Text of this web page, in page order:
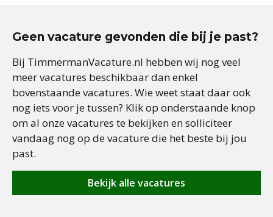
Geen vacature gevonden die bij je past?
Bij TimmermanVacature.nl hebben wij nog veel
meer vacatures beschikbaar dan enkel
bovenstaande vacatures. Wie weet staat daar ook
nog iets voor je tussen? Klik op onderstaande knop
om al onze vacatures te bekijken en solliciteer
vandaag nog op de vacature die het beste bij jou
past.
Bekijk alle vacatures